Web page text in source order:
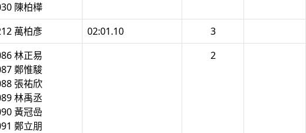
陳柏樺
萬柏彥 02:01.10
3
林正易
鄭惟駿
張祐欣
林禹丞
黃冠嵒
鄭立朋
2